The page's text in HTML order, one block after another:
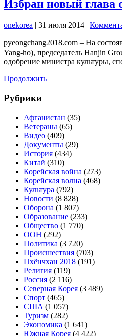
Избран новый глава
onekorea | 31 июля 2014 |
pyeongchang2018.com – На
Yang-ho), председатель Hanjin
одобрение министра культуры,
Продолжить
Рубрики
Афганистан (35)
Ветераны (65)
Видео (409)
Документы (29)
История (434)
Китай (310)
Корейская война (273)
Корейская волна (468)
Культура (792)
Новости (8 828)
Оборона (1 807)
Образование (233)
Общество (1 770)
ООН (292)
Политика (3 720)
Происшествия (703)
Пхёнчхан 2018 (191)
Религия (119)
Россия (2 116)
Северная Корея (3 489)
Спорт (465)
США (1 057)
Туризм (282)
Экономика (1 641)
Южная Корея (4 422)